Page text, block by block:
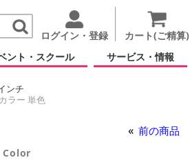
ログイン・登録 カート(ご精算)
ント・スクール サービス・情報
ンチ
ラー 単色
前の商品
Color